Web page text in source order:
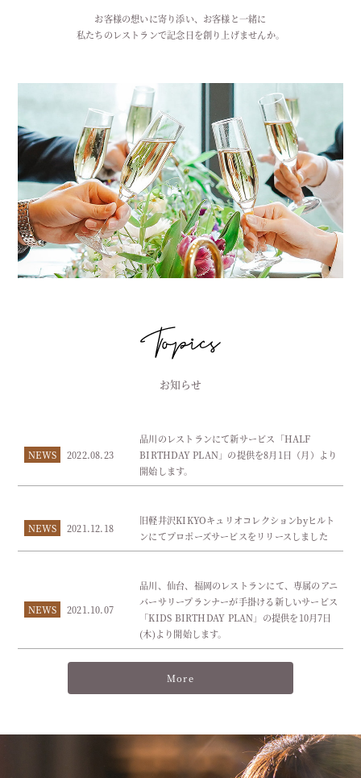
お客様の想いに寄り添い、お客様と一緒に
私たちのレストランで記念日を創り上げませんか。
お知らせ
NEWS 2022.08.23
品川のレストランにて新サービス「HALF
BIRTHDAY PLAN」の提供を8月1日（月）より
開始します。
NEWS 2021.12.18
旧軽井沢KIKYOキュリオコレクションbyヒルト
ンにてプロポーズサービスをリリースしました
NEWS 2021.10.07
品川、仙台、福岡のレストランにて、専属のアニ
バーサリープランナーが手掛ける新しいサービス
「KIDS BIRTHDAY PLAN」の提供を10月7日
(木)より開始します。
More